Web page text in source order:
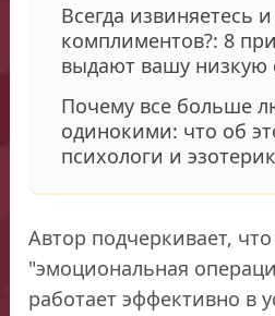
Всегда извиняетесь
комплиментов?: 8
выдают вашу низкую
Почему все больше
одинокими: что об
психологи и
Автор подчеркивает, что
"эмоциональная
работает эффективно в